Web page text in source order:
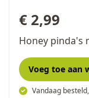
€ 2,99
Honey pinda's
Vandaag
Voeg toe aan